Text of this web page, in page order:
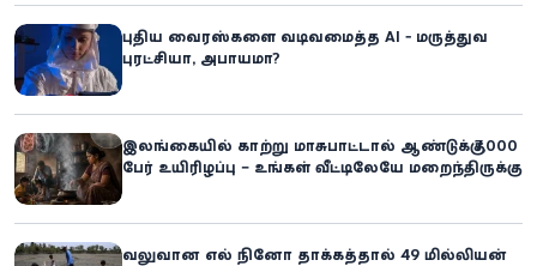
புதிய வைரஸ்களை வடிவமைத்த AI - மருத்துவ
புரட்சியா, அபாயமா?
இலங்கையில் காற்று மாசுபாட்டால் ஆண்டுக்கு 7,000
பேர் உயிரிழப்பு – உங்கள் வீட்டிலேயே மறைந்திருக்கும்
வலுவான எல் நினோ தாக்கத்தால் 49 மில்லியன்